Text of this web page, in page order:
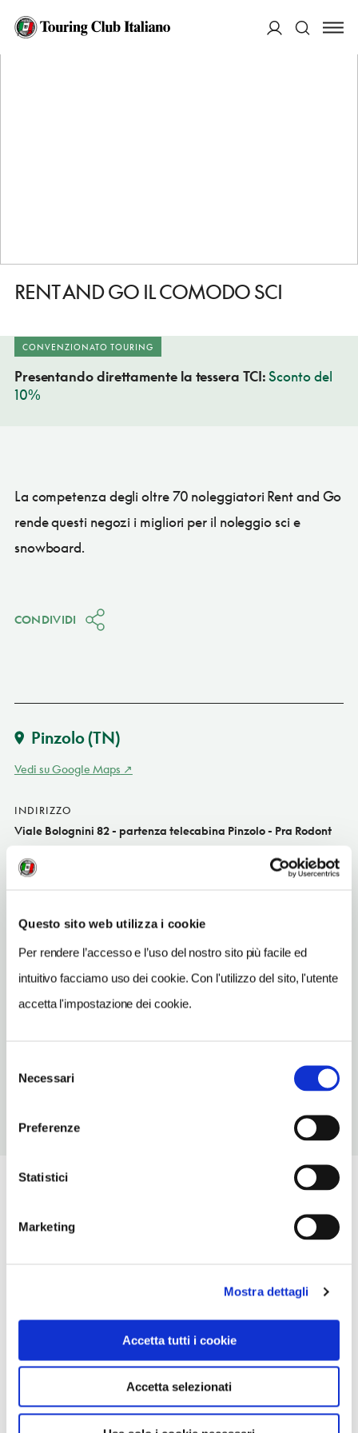
Questo sito web utilizza i cookie
Per rendere l’accesso e l’uso del nostro sito più facile ed
intuitivo facciamo uso dei cookie. Con l'utilizzo del sito, l'utente
accetta l'impostazione dei cookie.
delNecessari
Preferenze
Statistici
Marketing
Mostra dettagli
Accetta tutti i cookie
Accetta selezionati
HOME
RENT AND GO IL COMODO SCI
CONVENZIONATO TOURING
Presentando direttamente la tessera TCI:Sconto del
10%
La competenza degli oltre 70 noleggiatori Rent and Go
rende questi negozi i migliori per il noleggio sci e
snowboard.
CONDIVIDI
Pinzolo(TN)
Vedi su Google Maps
INDIRIZZO
Viale Bolognini 82 - partenza telecabina Pinzolo - Pra Rodont
(Ski Area Campiglio Dolomiti) - 38086
Pinzolo (TN)
SITO WEB
adamello-brenta/noleggio-il-comodo-sci
pinzolo@rentandgo.it